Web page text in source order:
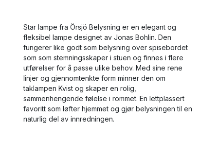
Star lampe fra Örsjö Belysning er en elegant og
fleksibel lampe designet av Jonas Bohlin. Den
fungerer like godt som belysning over spisebordet
som som stemningsskaper i stuen og finnes i flere
utførelser for å passe ulike behov. Med sine rene
linjer og gjennomtenkte form minner den om
taklampen Kvist og skaper en rolig,
sammenhengende følelse i rommet. En lettplassert
favoritt som løfter hjemmet og gjør belysningen til en
naturlig del av innredningen.